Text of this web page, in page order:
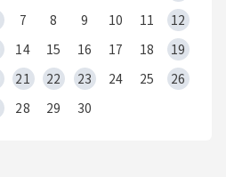
7 8 9 10 11
12
14 15 16 17 18
19
21 22 23 24 25
26
28 29 30